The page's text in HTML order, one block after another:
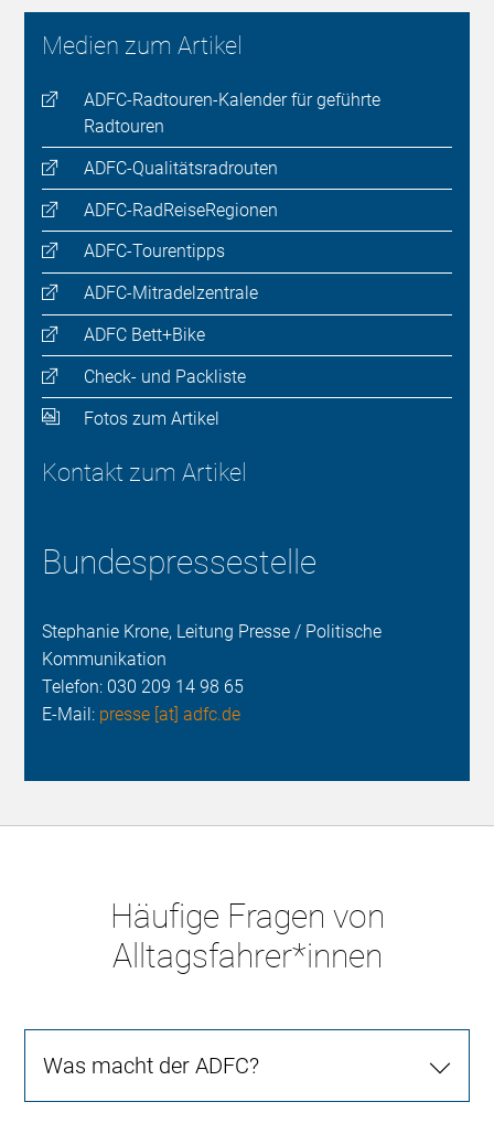
Medien zum Artikel
ADFC-Radtouren-Kalender für geführte
Radtouren
ADFC-Qualitätsradrouten
ADFC-RadReiseRegionen
ADFC-Tourentipps
ADFC-Mitradelzentrale
ADFC Bett+Bike
Check- und Packliste
Fotos zum Artikel
Kontakt zum Artikel
Bundespressestelle
Stephanie Krone, Leitung Presse / Politische
Kommunikation
Telefon: 030 209 14 98 65
E-Mail: presse [at] adfc.de
Häufige Fragen von
Alltagsfahrer*innen
Was macht der ADFC?